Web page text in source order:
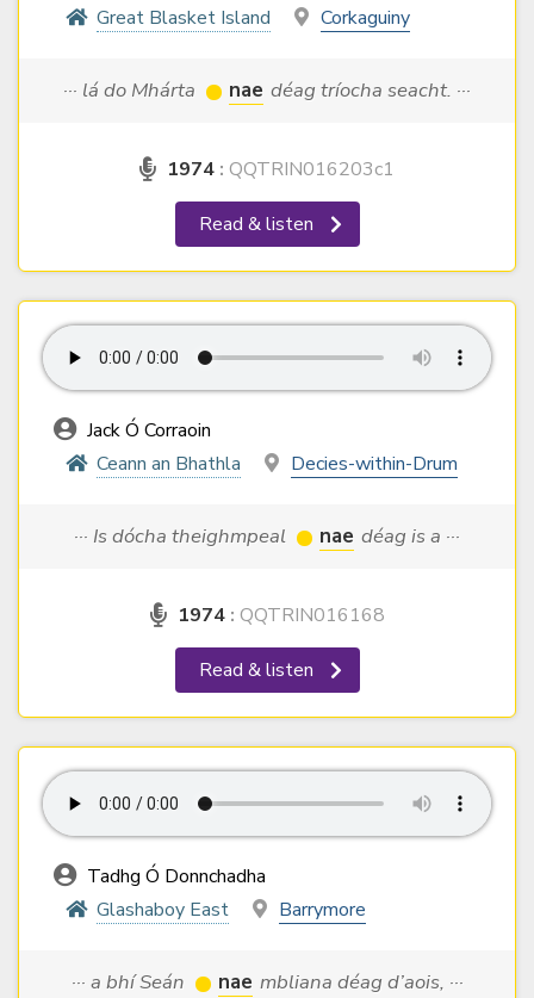
Great Blasket Island Corkaguiny
··· lá do Mhárta nae déag tríocha seacht. ···
1974 : QQTRIN016203c1
Read & listen
Jack Ó Corraoin
Ceann an Bhathla
Decies-within-Drum
··· Is dócha theighmpeal nae déag is a ···
1974 : QQTRIN016168
Read & listen
Tadhg Ó Donnchadha
Glashaboy East
Barrymore
··· a bhí Seán nae mbliana déag d’aois, ···